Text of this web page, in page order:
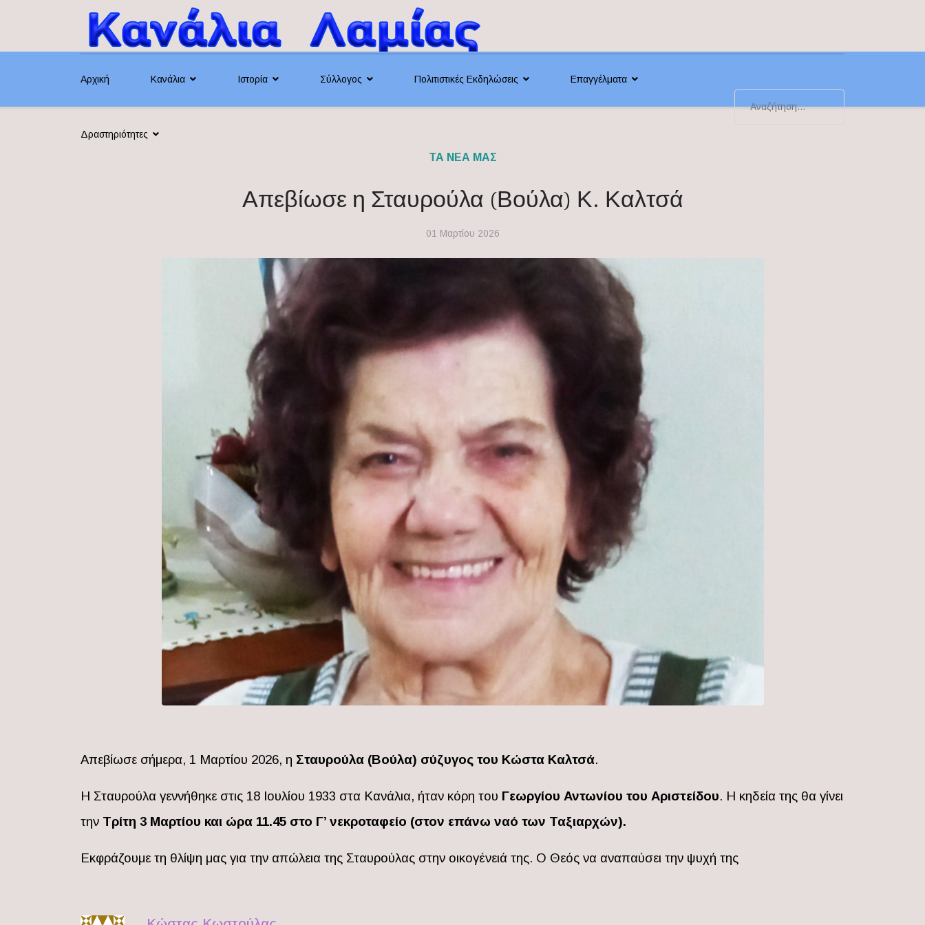
Αρχική Κανάλια Ιστορία Σύλλογος Πολιτιστικές Εκδηλώσεις Επαγγέλματα
Δραστηριότητες
χψωχψωχψ
ΤΑ ΝΈΑ ΜΑΣ
Απεβίωσε η Σταυρούλα (Βούλα) Κ. Καλτσά
01 Μαρτίου 2026
Απεβίωσε σήμερα, 1 Μαρτίου 2026, η Σταυρούλα (Βούλα) σύζυγος του Κώστα Καλτσά.
Η Σταυρούλα γεννήθηκε στις 18 Ιουλίου 1933 στα Κανάλια, ήταν κόρη του Γεωργίου Αντωνίου του Αριστείδου. Η κηδεία της θα γίνει
την Τρίτη 3 Μαρτίου και ώρα 11.45 στο Γ’ νεκροταφείο (στον επάνω ναό των Ταξιαρχών).
Εκφράζουμε τη θλίψη μας για την απώλεια της Σταυρούλας στην οικογένειά της. Ο Θεός να αναπαύσει την ψυχή της